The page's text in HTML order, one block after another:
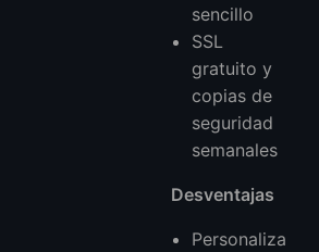
sencillo
SSL
gratuito y
copias de
seguridad
semanales
Desventajas
Personaliza